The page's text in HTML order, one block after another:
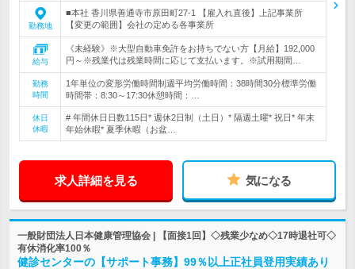
勤務地
■本社 香川県善通寺市原田町27-1 【雇入れ直後】上記事業所
【変更の範囲】会社の定める各事業所
給与
《未経験》※大型自動車免許をお持ちでない方【月給】192,000
円～※残業代は残業時間に応じて支払います。※試用期間…
勤務
時間
1年単位の変形労働時間制週平均労働時間：38時間30分標準労働
時間帯：8:30～17:30休憩時間：…
休日
休暇
# 年間休日日数115日* 週休2日制（土日）* 隔週土曜* 祝日* 年末
年始休暇* 夏季休暇（お盆…
求人詳細を見る 気になる
一般財団法人日本健康管理協会 | 【面接1回】◇残業少なめ◇17時退社可◇
有休消化率100％
健診センターの【サポート事務】99％以上正社員登用実績あり